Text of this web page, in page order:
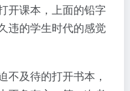
开课本，上面的铅字
违的学生时代的感觉
不及待的打开书本，